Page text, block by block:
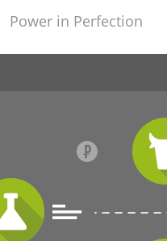
Power in Perfection